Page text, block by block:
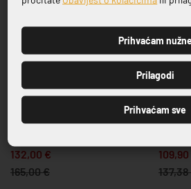
NA STANJU
PLOČA ZA STOL CARINO 80 X
132,00 €
165,00 €
PRIJAVI SE
Prihvaćam nužne
Prilagodi
Prihvaćam sve